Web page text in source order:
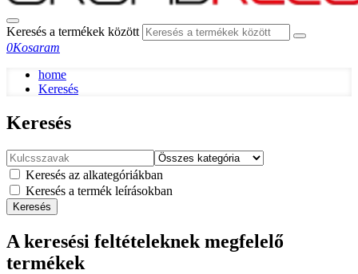
Keresés a termékek között
0Kosaram
home
Keresés
Keresés
Keresés az alkategóriákban
Keresés a termék leírásokban
Keresés
A keresési feltételeknek megfelelő
termékek